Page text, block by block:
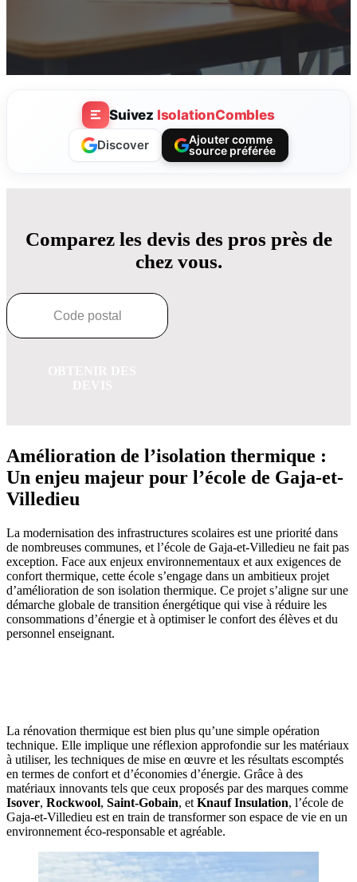
Suivez IsolationCombles
Discover
Ajouter comme
source préférée
Comparez les devis des pros près de
chez vous.
Amélioration de l’isolation thermique :
Un enjeu majeur pour l’école de Gaja-et-
Villedieu
La modernisation des infrastructures scolaires est une priorité dans
de nombreuses communes, et l’école de Gaja-et-Villedieu ne fait pas
exception. Face aux enjeux environnementaux et aux exigences de
confort thermique, cette école s’engage dans un ambitieux projet
d’amélioration de son isolation thermique. Ce projet s’aligne sur une
démarche globale de transition énergétique qui vise à réduire les
consommations d’énergie et à optimiser le confort des élèves et du
personnel enseignant.
La rénovation thermique est bien plus qu’une simple opération
technique. Elle implique une réflexion approfondie sur les matériaux
à utiliser, les techniques de mise en œuvre et les résultats escomptés
en termes de confort et d’économies d’énergie. Grâce à des
matériaux innovants tels que ceux proposés par des marques comme
Isover, Rockwool, Saint-Gobain, et Knauf Insulation, l’école de
Gaja-et-Villedieu est en train de transformer son espace de vie en un
environnement éco-responsable et agréable.